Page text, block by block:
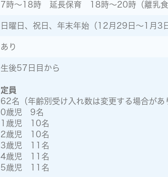
7時～18時 延長保育 18時～20時（離乳食
日曜日、祝日、年末年始（12月29日～1月3
あり
生後57日目から
定員
62名（年齢別受け入れ数は変更する場合があ
0歳児 9名
1歳児 10名
2歳児 10名
3歳児 11名
4歳児 11名
5歳児 11名